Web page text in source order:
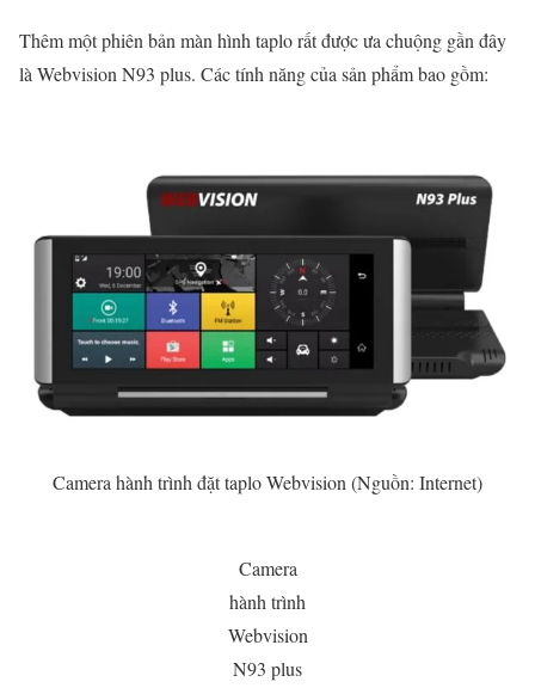
Thêm một phiên bản màn hình taplo rất được ưa chuộng gần đây
là Webvision N93 plus. Các tính năng của sản phẩm bao gồm:
Camera hành trình đặt taplo Webvision (Nguồn: Internet)
Camera
hành trình
Webvision
N93 plus